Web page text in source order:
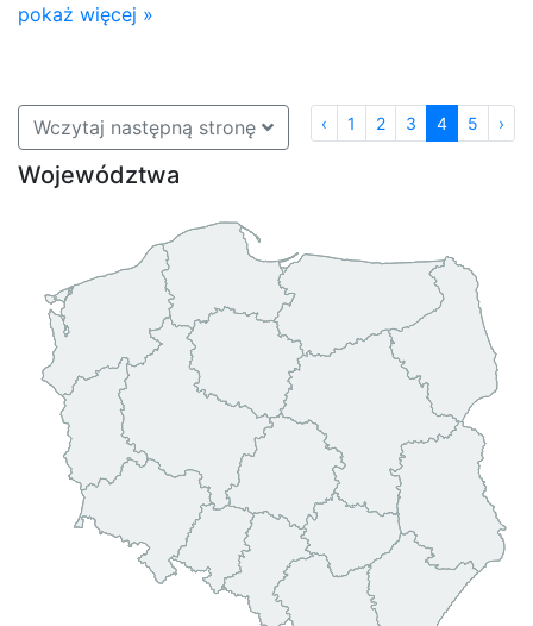
pokaż więcej »
Wczytaj następną stronę ‹ 1 2 3 4 5 ›
Województwa